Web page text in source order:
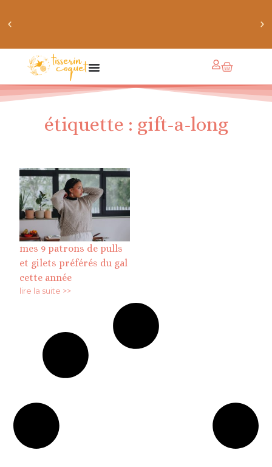
chaussettes douillettes :: le livre de chaussettes pour
petits et grands
étiquette : gift-a-long
mes 9 patrons de pulls
et gilets préférés du gal
cette année
lire la suite >>